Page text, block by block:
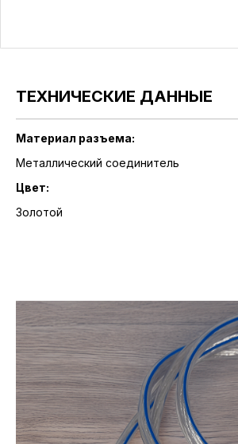
ТЕХНИЧЕСКИЕ ДАННЫЕ
Материал разъема:
Металлический соединитель
Цвет:
Золотой